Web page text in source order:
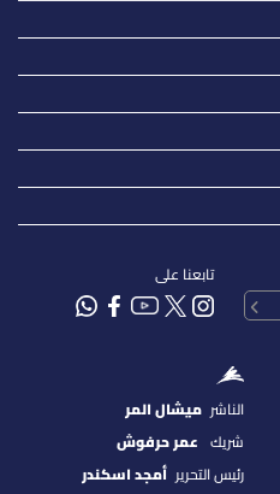
تابعنا على
الناشر ميشال المر
شريك عمر حرفوش
رئيس التحرير أمجد اسكندر